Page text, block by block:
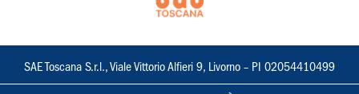
SAE Toscana S.r.l., Viale Vittorio Alfieri 9, Livorno – PI 02054410499